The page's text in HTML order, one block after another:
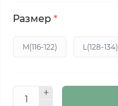
Размер *
M(116-122) L(128-134)